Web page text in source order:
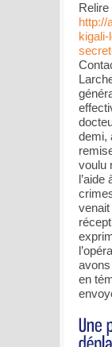
Relire
http://
demi,
voulu
venait
en